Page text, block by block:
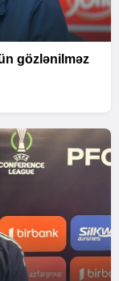
gözlənilməz